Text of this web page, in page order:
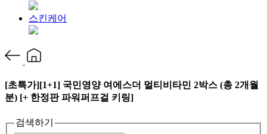
스킨케어
[초특가][1+1] 국민영양 여에스더 멀티비타민 2박스 (총 2개월
분) [+ 한정판 파워퍼프걸 키링]
검색하기